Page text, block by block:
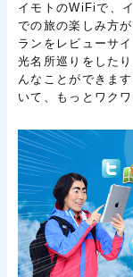
イモトのWiFiで、
での旅の楽しみ方
ランをレビューサ
光名所巡りをした
んなことができま
いて、もっとワク